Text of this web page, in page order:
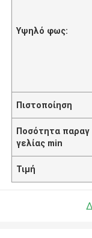
Υψηλό φως:
Πιστοποίηση
Ποσότητα παραγ
γελίας min
Τιμή